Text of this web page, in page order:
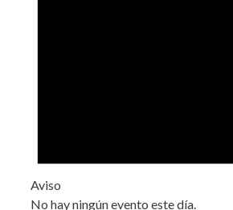
Aviso
No hay ningún evento este día.